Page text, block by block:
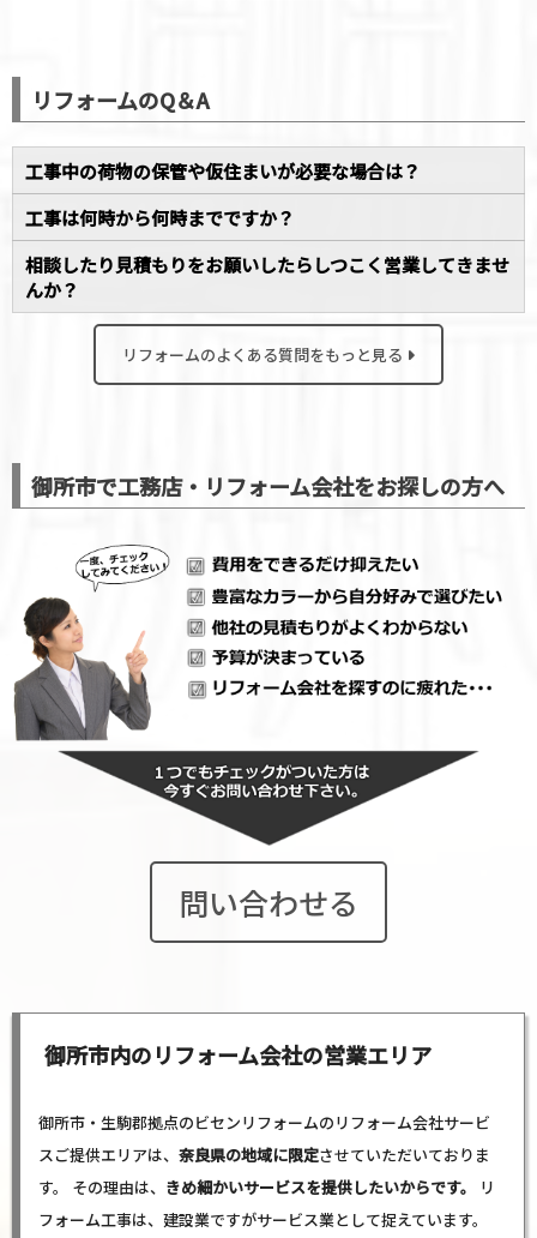
リフォームのQ＆A
工事中の荷物の保管や仮住まいが必要な場合は？
工事は何時から何時までですか？
相談したり見積もりをお願いしたらしつこく営業してきませ
んか？
リフォームのよくある質問をもっと見る
御所市で工務店・リフォーム会社をお探しの方へ
問い合わせる
御所市内のリフォーム会社の営業エリア
御所市・生駒郡拠点のビセンリフォームのリフォーム会社サービ
スご提供エリアは、 奈良県の地域に限定させていただいておりま
す。 その理由は、 きめ細かいサービスを提供したいからです。
リ
フォーム工事は、建設業ですがサービス業として捉えています。